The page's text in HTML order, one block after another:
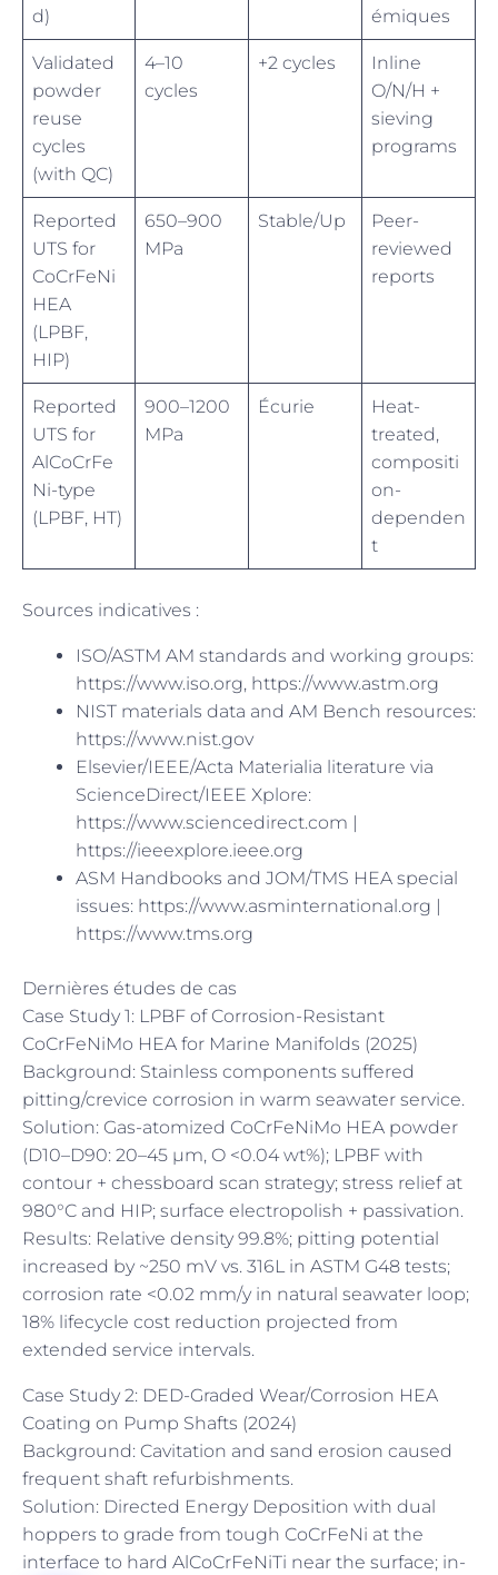
d)
émiques
Validated
powder
reuse
cycles
(with QC)
4–10
cycles
+2 cycles
Inline
O/N/H +
sieving
programs
Reported
UTS for
CoCrFeNi
HEA
(LPBF,
HIP)
650–900
MPa
Stable/Up
Peer-
reviewed
reports
Reported
UTS for
AlCoCrFe
Ni-type
(LPBF, HT)
900–1200
MPa
Écurie
Heat-
treated,
compositi
on-
dependen
t
Sources indicatives :
ISO/ASTM AM standards and working groups:
https://www.iso.org, https://www.astm.org
NIST materials data and AM Bench resources:
https://www.nist.gov
Elsevier/IEEE/Acta Materialia literature via
ScienceDirect/IEEE Xplore:
https://www.sciencedirect.com |
https://ieeexplore.ieee.org
ASM Handbooks and JOM/TMS HEA special
issues: https://www.asminternational.org |
https://www.tms.org
Dernières études de cas
Case Study 1: LPBF of Corrosion-Resistant
CoCrFeNiMo HEA for Marine Manifolds (2025)
Background: Stainless components suffered
pitting/crevice corrosion in warm seawater service.
Solution: Gas-atomized CoCrFeNiMo HEA powder
(D10–D90: 20–45 µm, O <0.04 wt%); LPBF with
contour + chessboard scan strategy; stress relief at
980°C and HIP; surface electropolish + passivation.
Results: Relative density 99.8%; pitting potential
increased by ~250 mV vs. 316L in ASTM G48 tests;
corrosion rate <0.02 mm/y in natural seawater loop;
18% lifecycle cost reduction projected from
extended service intervals.
Case Study 2: DED-Graded Wear/Corrosion HEA
Coating on Pump Shafts (2024)
Background: Cavitation and sand erosion caused
frequent shaft refurbishments.
Solution: Directed Energy Deposition with dual
hoppers to grade from tough CoCrFeNi at the
interface to hard AlCoCrFeNiTi near the surface; in-